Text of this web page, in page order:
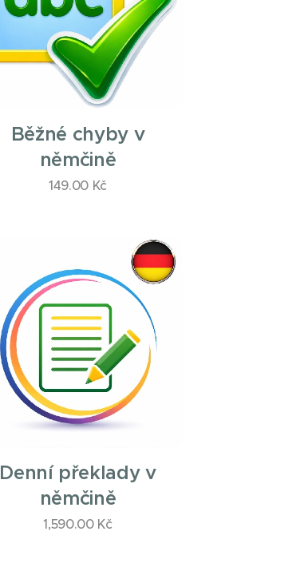
Běžné chyby v
němčině
149.00Kč
Denní překlady v
němčině
1,590.00Kč